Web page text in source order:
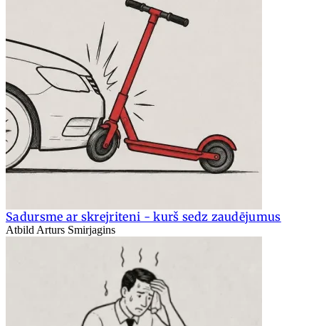
Sadursme ar skrejriteni - kurš sedz zaudējumus
Atbild Arturs Smirjagins